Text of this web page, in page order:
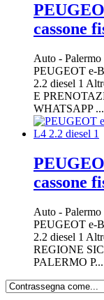
cassone
Auto -
PEUGEOT e-
2.2 diesel 1
E
WHATSAPP ...
cassone
Auto -
PEUGEOT e-
2.2 diesel 1
REGIONE
PALERMO P...